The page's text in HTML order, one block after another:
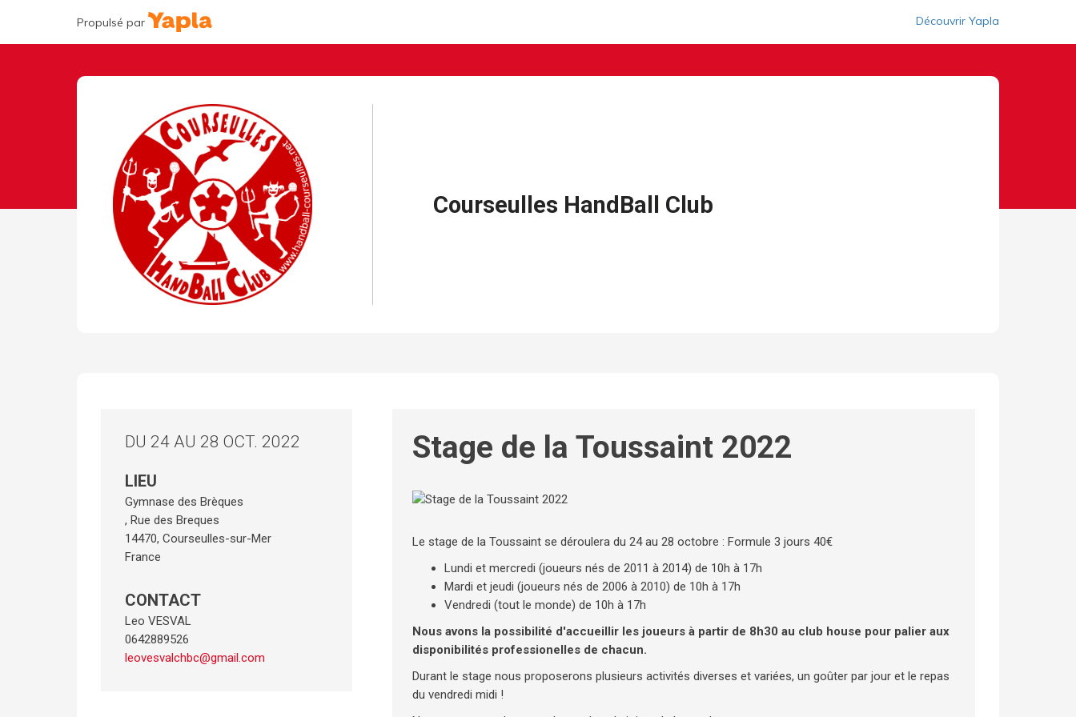
Propulsé par Découvrir Yapla
Courseulles HandBall Club
DU 24 AU 28 OCT. 2022
LIEU
Gymnase des Brèques
, Rue des Breques
14470, Courseulles-sur-Mer
France
CONTACT
Leo VESVAL
0642889526
leovesvalchbc@gmail.com
Stage de la Toussaint 2022
Le stage de la Toussaint se déroulera du 24 au 28 octobre : Formule 3 jours 40€
Lundi et mercredi (joueurs nés de 2011 à 2014) de 10h à 17h
Mardi et jeudi (joueurs nés de 2006 à 2010) de 10h à 17h
Vendredi (tout le monde) de 10h à 17h
Nous avons la possibilité d'accueillir les joueurs à partir de 8h30 au club house pour palier aux
disponibilités professionelles de chacun.
Durant le stage nous proposerons plusieurs activités diverses et variées, un goûter par jour et le repas
du vendredi midi !